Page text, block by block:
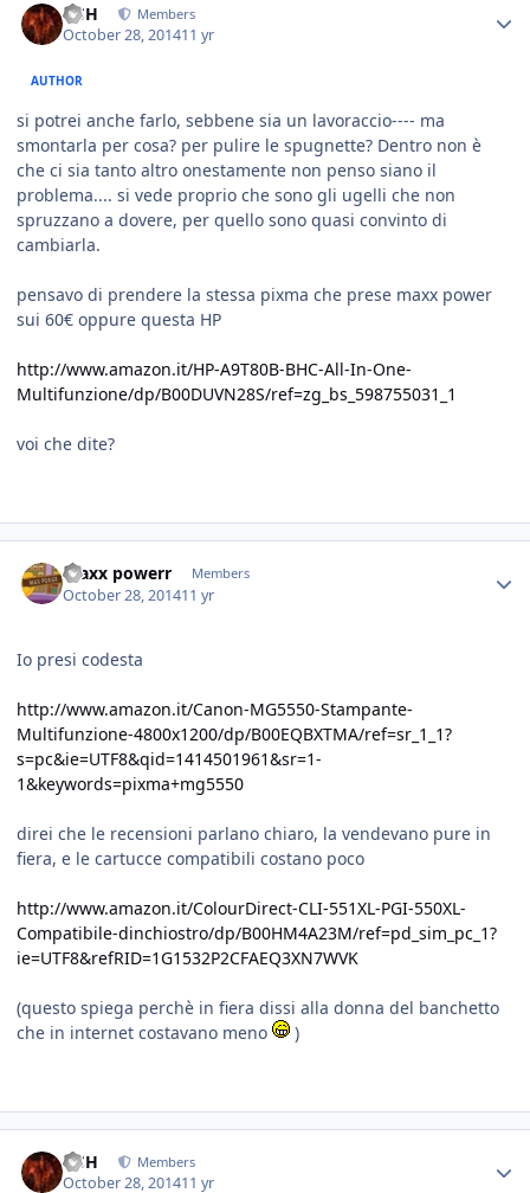
HSH Members
October 28, 201411 yr
AUTHOR
si potrei anche farlo, sebbene sia un lavoraccio---- ma
smontarla per cosa? per pulire le spugnette? Dentro non è
che ci sia tanto altro onestamente non penso siano il
problema.... si vede proprio che sono gli ugelli che non
spruzzano a dovere, per quello sono quasi convinto di
cambiarla.
pensavo di prendere la stessa pixma che prese maxx power
sui 60€ oppure questa HP
http://www.amazon.it/HP-A9T80B-BHC-All-In-One-
Multifunzione/dp/B00DUVN28S/ref=zg_bs_598755031_1
voi che dite?
maxx powerr Members
October 28, 201411 yr
Io presi codesta
http://www.amazon.it/Canon-MG5550-Stampante-
Multifunzione-4800x1200/dp/B00EQBXTMA/ref=sr_1_1?
s=pc&ie=UTF8&qid=1414501961&sr=1-
1&keywords=pixma+mg5550
direi che le recensioni parlano chiaro, la vendevano pure in
fiera, e le cartucce compatibili costano poco
http://www.amazon.it/ColourDirect-CLI-551XL-PGI-550XL-
Compatibile-dinchiostro/dp/B00HM4A23M/ref=pd_sim_pc_1?
ie=UTF8&refRID=1G1532P2CFAEQ3XN7WVK
(questo spiega perchè in fiera dissi alla donna del banchetto
che in internet costavano meno
)
HSH Members
October 28, 201411 yr